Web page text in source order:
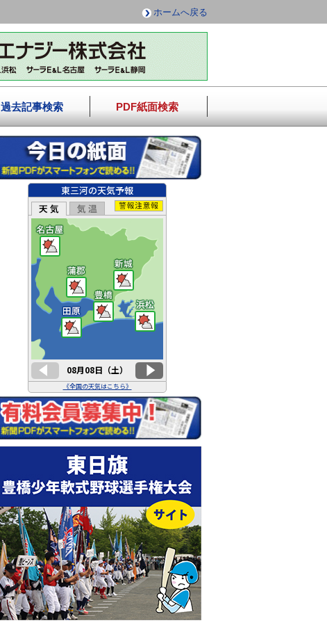
ホームへ戻る
過去記事検索 PDF紙面検索